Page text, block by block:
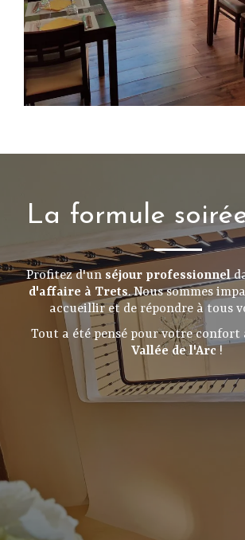
La formule
Profitez d'un séjour professionnel
d'affaire à Trets. Nous sommes
accueillir et de répondre à tous
Tout a été pensé pour votre confort
Vallée de l'Arc !